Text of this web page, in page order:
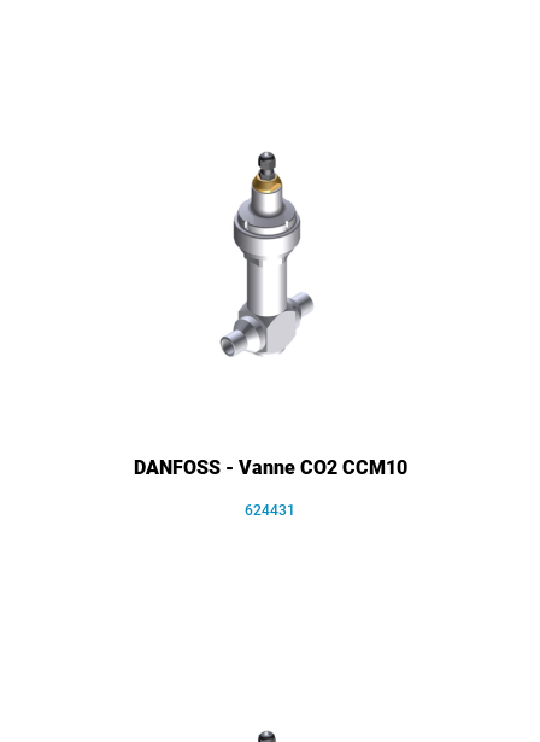
DANFOSS - Vanne CO2 CCM10
624431